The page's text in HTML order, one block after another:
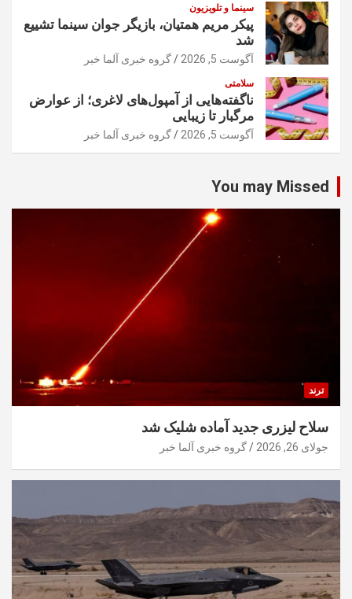
سینما و تلویزیون
پیکر مریم همتیان، بازیگر جوان سینما تشییع
شد
آگوست 5, 2026 گروه خبری آلما خبر
سلامتی
ناگفته‌هایی از آمپول‌های لاغری؛ از عوارض
مرگبار تا زیبایی
آگوست 5, 2026 گروه خبری آلما خبر
You may Missed
ترند
سلاح لیزری جدید آماده شلیک شد
جولای 26, 2026 گروه خبری آلما خبر